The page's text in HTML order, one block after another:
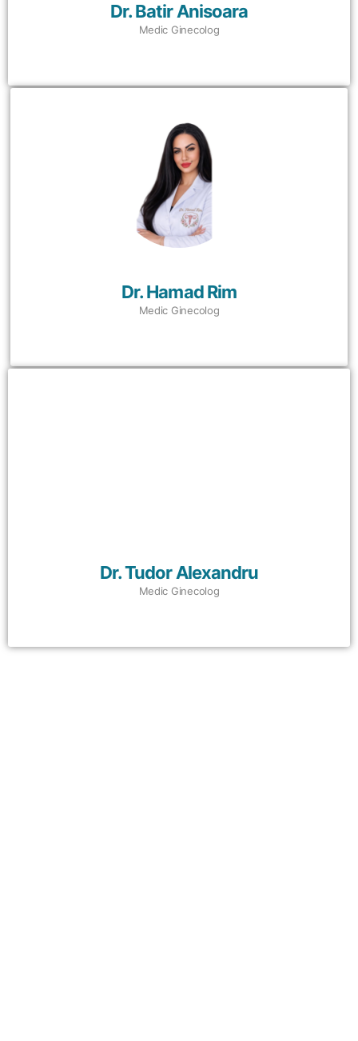
Dr. Batir Anisoara
Medic Ginecolog
Dr. Hamad Rim
Medic Ginecolog
Dr. Tudor Alexandru
Medic Ginecolog